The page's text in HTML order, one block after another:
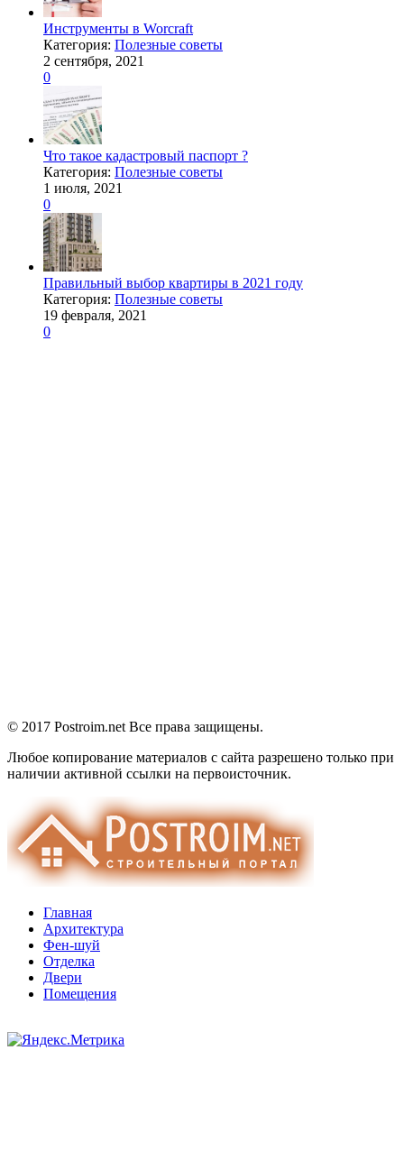
Инструменты в Worcraft
Категория: Полезные советы
2 сентября, 2021
0
Что такое кадастровый паспорт ?
Категория: Полезные советы
1 июля, 2021
0
Правильный выбор квартиры в 2021 году
Категория: Полезные советы
19 февраля, 2021
0
© 2017 Postroim.net Все права защищены.
Любое копирование материалов с сайта разрешено только при
наличии активной ссылки на первоисточник.
Главная
Архитектура
Фен-шуй
Отделка
Двери
Помещения